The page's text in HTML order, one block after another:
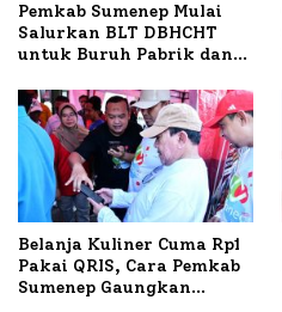
Pemkab Sumenep Mulai
Salurkan BLT DBHCHT
untuk Buruh Pabrik dan
Belanja Kuliner Cuma Rp1
Pakai QRIS, Cara Pemkab
Sumenep Gaungkan